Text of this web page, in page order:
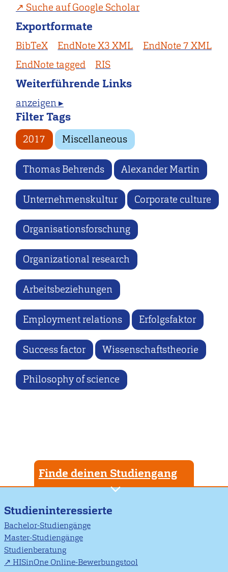
Suche auf Google Scholar
Exportformate
BibTeX EndNote X3 XML
EndNote 7 XML
EndNote tagged
RIS
Weiterführende Links
anzeigen ▸
Filter Tags
2017 Miscellaneous
Thomas Behrends Alexander Martin
Unternehmenskultur Corporate culture
Organisationsforschung
Organizational research
Arbeitsbeziehungen
Employment relations Erfolgsfaktor
Success factor Wissenschaftstheorie
Philosophy of science
Finde deinen Studiengang
Studieninteressierte
Bachelor-Studiengänge
Master-Studiengänge
Studienberatung
HISinOne Online-Bewerbungstool